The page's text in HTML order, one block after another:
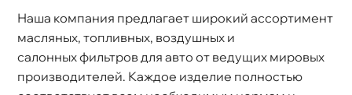
Наша компания предлагает широкий ассортимент
масляных, топливных, воздушных и
салонных фильтров для авто от ведущих мировых
производителей. Каждое изделие полностью